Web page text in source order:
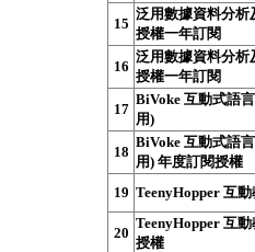
15
泛用數據資料分析
授權一年訂閱
16
泛用數據資料分析
授權一年訂閱
17
BiVoke 互動式語
用)
18
BiVoke 互動式語
用) 年度訂閱授權
19 TeenyHopper 互
20
TeenyHopper 互
授權